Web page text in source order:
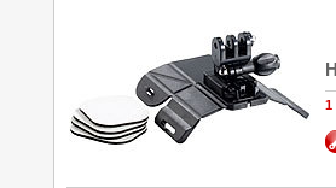
1